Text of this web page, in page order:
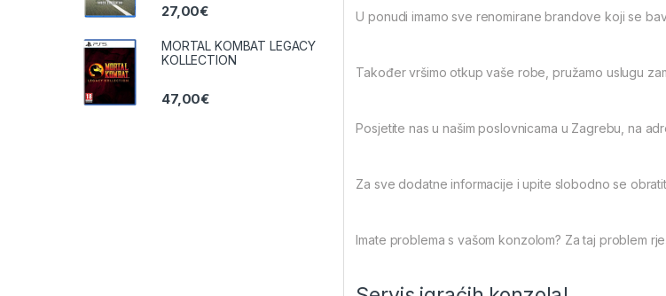
U ponudi imamo sve renomirane brandove koji se
Također vršimo otkup vaše robe, pružamo uslugu
Posjetite nas u našim poslovnicama u Zagrebu, na
Za sve dodatne informacije i upite slobodno se
Imate problema s vašom konzolom? Za taj problem
27,00€
MORTAL KOMBAT LEGACY
KOLLECTION
47,00€